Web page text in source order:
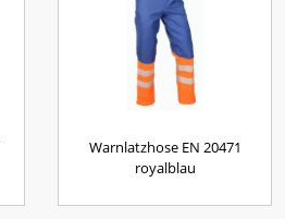
Warnlatzhose EN 20471
royalblau